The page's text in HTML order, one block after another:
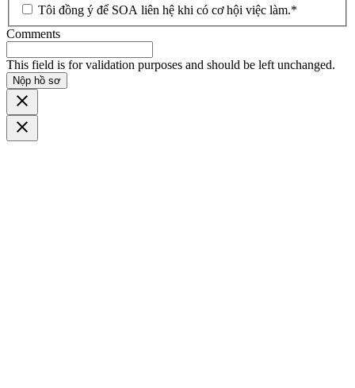
Tôi đồng ý để SOA liên hệ khi có cơ hội việc làm.*
Comments
This field is for validation purposes and should be left unchanged.
Nộp hồ sơ